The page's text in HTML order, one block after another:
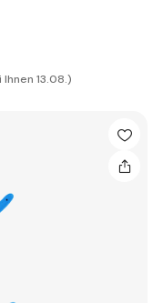
Ihnen 13.08.)